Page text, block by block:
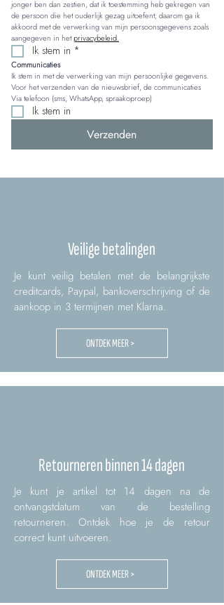
jonger ben dan zestien, dat ik toestemming heb gekregen van
de persoon die het ouderlijk gezag uitoefent; daarom ga ik
akkoord met de verwerking van mijn persoonsgegevens zoals
aangegeven in het privacybeleid.
Ik stem in *
Communicaties
Ik stem in met de verwerking van mijn persoonlijke gegevens.
Voor het verzenden van de nieuwsbrief, de communicaties
Via telefoon (sms, WhatsApp, spraakoproep)
Ik stem in
Verzenden
Veilige betalingen
Je kunt veilig betalen met de belangrijkste
creditcards, Paypal, bankoverschrijving of de
aankoop in 3 termijnen met Klarna.
ONTDEK MEER >
Retourneren binnen 14 dagen
Je kunt je artikel tot 14 dagen na de
ontvangstdatum van de bestelling
retourneren. Ontdek hoe je de retour
correct kunt uitvoeren.
ONTDEK MEER >